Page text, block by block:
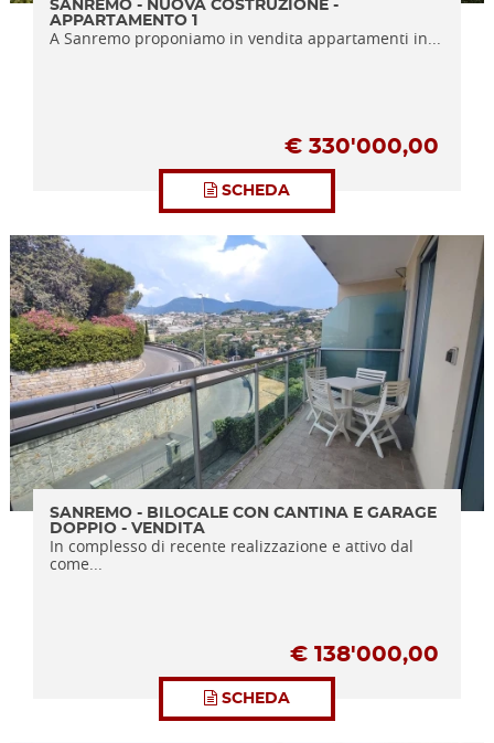
SANREMO - NUOVA COSTRUZIONE -
APPARTAMENTO 1
A Sanremo proponiamo in vendita appartamenti in...
€ 330'000,00
SCHEDA
SANREMO - BILOCALE CON CANTINA E GARAGE
DOPPIO - VENDITA
In complesso di recente realizzazione e attivo dal
come...
€ 138'000,00
SCHEDA